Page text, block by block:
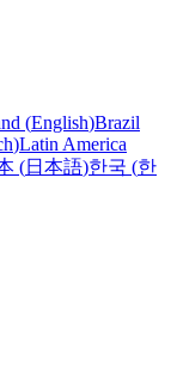
(English)Brazil
)Latin America
(日本語)한국 (한